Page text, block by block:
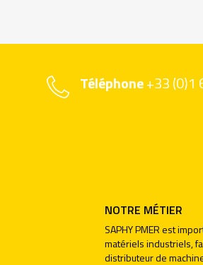
Téléphone+33 (0)1
NOTRE MÉTIER
SAPHY PMER est
matériels industriels,
distributeur de